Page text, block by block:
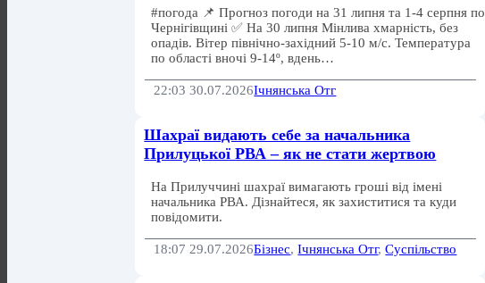
#погода 📌 Прогноз погоди на 31 липня та 1-4 серпня по
Чернігівщині ✅ На 30 липня Мінлива хмарність, без
опадів. Вітер північно-західний 5-10 м/с. Температура
по області вночі 9-14º, вдень…
22:03 30.07.2026Ічнянська Отг
Шахраї видають себе за начальника
Прилуцької РВА – як не стати жертвою
На Прилуччині шахраї вимагають гроші від імені
начальника РВА. Дізнайтеся, як захиститися та куди
повідомити.
18:07 29.07.2026Бізнес,Ічнянська Отг,Суспільство